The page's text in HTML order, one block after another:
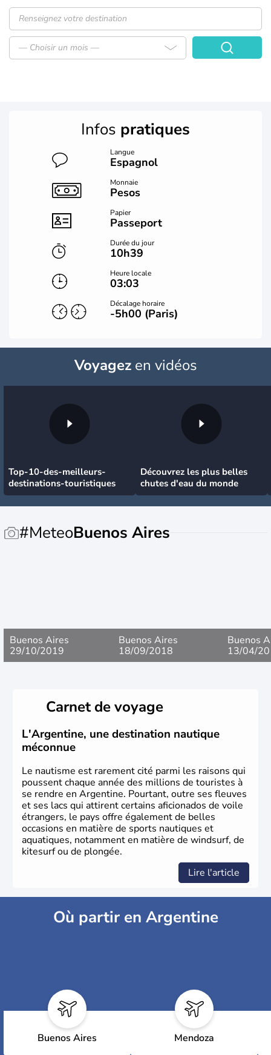
— Choisir un mois —
Infos pratiques
Langue
Espagnol
Monnaie
Pesos
Papier
Passeport
Durée du jour
10h39
Heure locale
03:03
Décalage horaire
-5h00 (Paris)
Voyagezen vidéos
Top-10-des-meilleurs-
destinations-touristiques
Découvrez les plus belles
chutes d'eau du monde
#MeteoBuenos Aires
Buenos Aires
29/10/2019
Buenos Aires
18/09/2018
Buenos
13/04/
Carnet de voyage
L'Argentine, une destination nautique
méconnue
Le nautisme est rarement cité parmi les raisons qui
poussent chaque année des millions de touristes à
se rendre en Argentine. Pourtant, outre ses fleuves
et ses lacs qui attirent certains aficionados de voile
étrangers, le pays offre également de belles
occasions en matière de sports nautiques et
aquatiques, notamment en matière de windsurf, de
kitesurf ou de plongée.
Lire l'article
Où partir en Argentine
Buenos Aires Mendoza